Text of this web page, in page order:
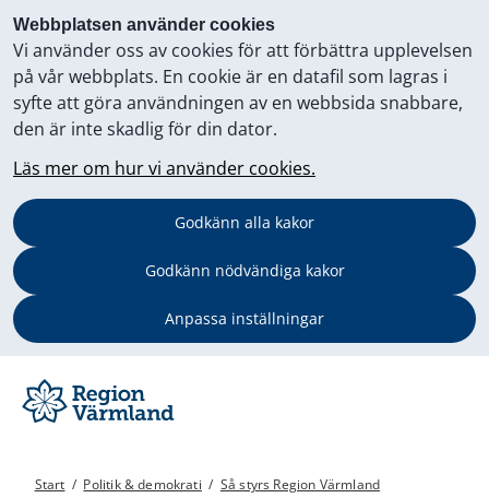
Webbplatsen använder cookies
Vi använder oss av cookies för att förbättra upplevelsen
på vår webbplats. En cookie är en datafil som lagras i
syfte att göra användningen av en webbsida snabbare,
den är inte skadlig för din dator.
Läs mer om hur vi använder cookies.
Godkänn alla kakor
Godkänn nödvändiga kakor
Anpassa inställningar
Start / Politik & demokrati / Så styrs Region Värmland